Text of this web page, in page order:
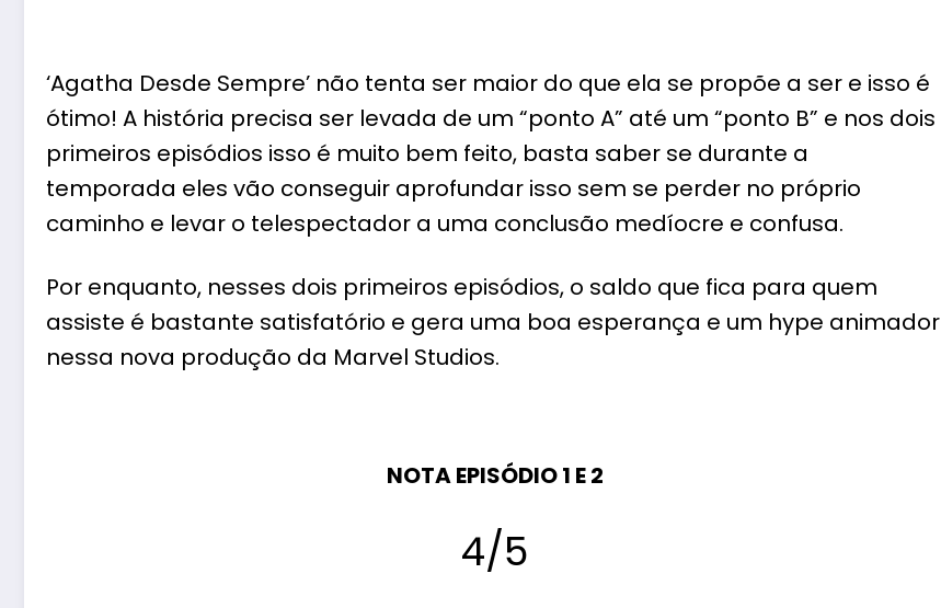
‘Agatha Desde Sempre’ não tenta ser maior do que ela se propõe a ser e isso é
ótimo! A história precisa ser levada de um “ponto A” até um “ponto B” e nos dois
primeiros episódios isso é muito bem feito, basta saber se durante a
temporada eles vão conseguir aprofundar isso sem se perder no próprio
caminho e levar o telespectador a uma conclusão medíocre e confusa.
Por enquanto, nesses dois primeiros episódios, o saldo que fica para quem
assiste é bastante satisfatório e gera uma boa esperança e um hype animador
nessa nova produção da Marvel Studios.
NOTA EPISÓDIO 1 E 2
4/5